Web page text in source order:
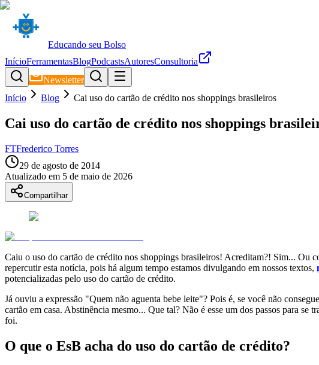
Educando seu Bolso
InícioFerramentasBlogPodcastsAutoresConsultoria
Newsletter
Início
Blog Cai uso do cartão de crédito nos shoppings brasileiros
Cai uso do cartão de crédito nos shoppings
FTFrederico Torres
29 de agosto de 2014
Atualizado em 5 de maio de 2026
Compartilhar
Caiu o uso do cartão de crédito nos shoppings brasileiros! Acreditam?! Sim...
repercutir esta notícia, pois há algum tempo estamos divulgando em nossos textos,
potencializadas pelo uso do cartão de crédito.
Já ouviu a expressão "Quem não aguenta bebe leite"? Pois é, se você não
cartão em casa. Abstinência mesmo... Que tal? Não é esse um dos passos para
foi.
O que o EsB acha do uso do cartão de crédito?